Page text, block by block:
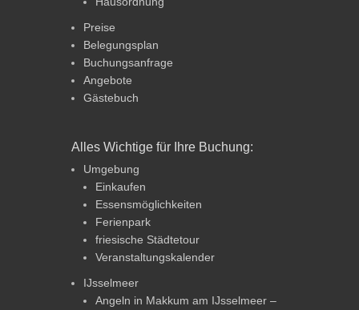
Preise
Belegungsplan
Buchungsanfrage
Angebote
Gästebuch
Alles Wichtige für Ihre Buchung:
Umgebung
Einkaufen
Essensmöglichkeiten
Ferienpark
friesische Städtetour
Veranstaltungskalender
IJsselmeer
Angeln in Makkum am IJsselmeer –